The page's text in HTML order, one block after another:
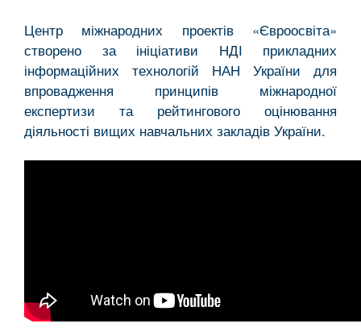
Центр міжнародних проектів «Євроосвіта»
створено за ініціативи НДІ прикладних
інформаційних технологій НАН України для
впровадження принципів міжнародної
експертизи та рейтингового оцінювання
діяльності вищих навчальних закладів України.